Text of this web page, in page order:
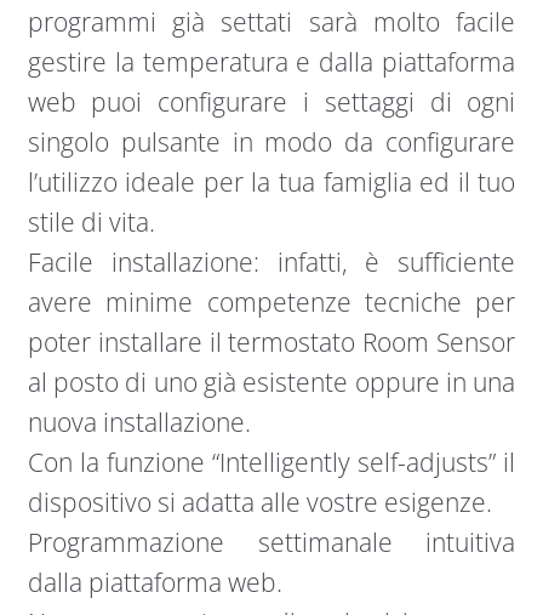
programmi già settati sarà molto facile
gestire la temperatura e dalla piattaforma
web puoi configurare i settaggi di ogni
singolo pulsante in modo da configurare
l’utilizzo ideale per la tua famiglia ed il tuo
stile di vita.
Facile installazione: infatti, è sufficiente
avere minime competenze tecniche per
poter installare il termostato Room Sensor
al posto di uno già esistente oppure in una
nuova installazione.
Con la funzione “Intelligently self-adjusts” il
dispositivo si adatta alle vostre esigenze.
Programmazione settimanale intuitiva
dalla piattaforma web.